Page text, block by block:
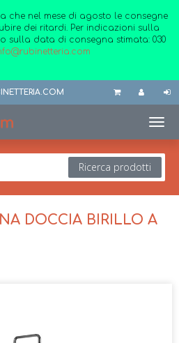
che nel mese di agosto le consegne
dei ritardi. Per indicazioni sulla
sulla data di consegna stimata: 030
Ricerca prodotti
DOCCIA BIRILLO A